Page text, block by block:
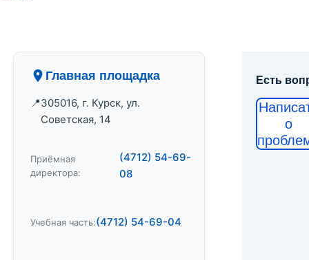
Главная площадка
305016, г. Курск, ул.
Советская, 14
Приёмная
директора:
(4712) 54-69-
08
Учебная часть:(4712) 54-69-04
Есть
о